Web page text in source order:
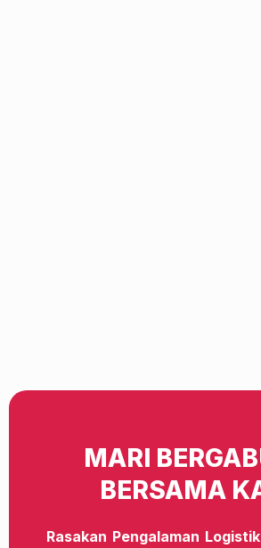
MARI
BERSAMA
Rasakan Pengalaman